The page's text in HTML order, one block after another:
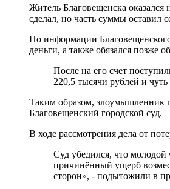
Житель Благовещенска оказался
сделал, но часть суммы оставил
По информации Благовещенского
деньги, а также обязался позже
После на его счет
220,5 тысячи рублей и
Таким образом, злоумышленник
Благовещенский городской суд.
В ходе рассмотрения дела от
Суд убедился, что молодой
причинённый ущерб
сторон», - подытожили в